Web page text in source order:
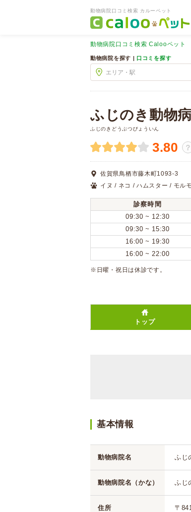
動物病院口コミ検索 カルーペット
動物病院口コミ検索 Calooペット
動物病院を探す | 口コミを探す
ふじのき動物
ふじのきどうぶつびょういん
3.80 ？
佐賀県鳥栖市藤木町1093-3
イヌ / ネコ / ハムスター / モル
診察時間
09:30 ~ 12:30
09:30 ~ 15:30
16:00 ~ 19:30
16:00 ~ 22:00
※日曜・祝日は休診です。
トップ
基本情報
動物病院名 ふじ
動物病院名（かな） ふじ
住所 〒